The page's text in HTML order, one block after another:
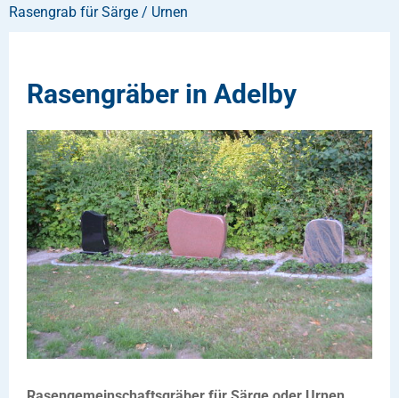
Rasengrab für Särge / Urnen
Rasengräber in Adelby